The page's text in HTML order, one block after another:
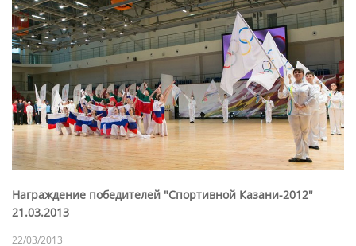
Награждение победителей "Спортивной Казани-2012"
21.03.2013
22/03/2013